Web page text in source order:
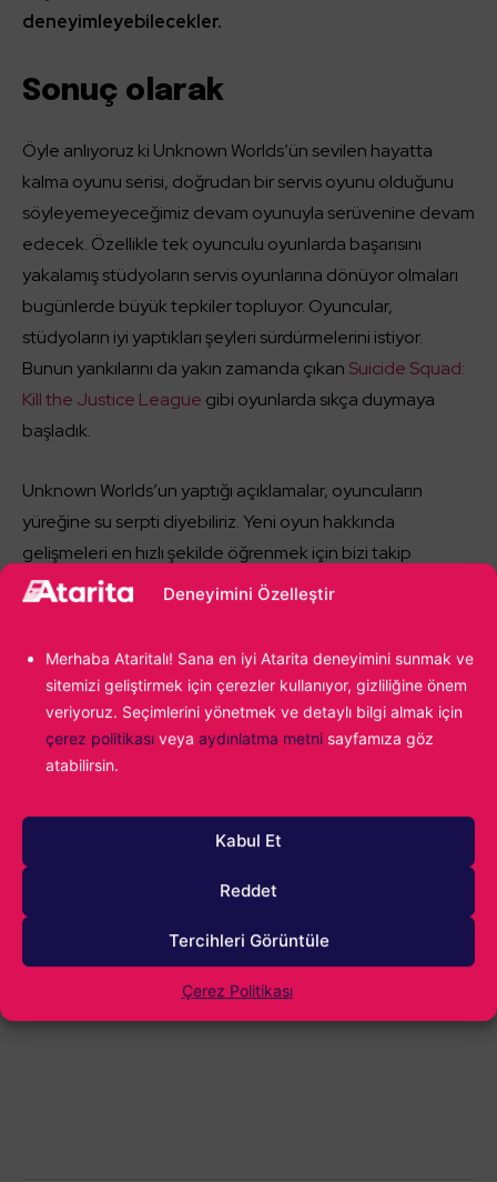
Deneyimini Özelleştir
Merhaba Ataritalı! Sana en iyi Atarita deneyimini sunmak ve
sitemizi geliştirmek için çerezler kullanıyor, gizliliğine önem
veriyoruz. Seçimlerini yönetmek ve detaylı bilgi almak için
çerez politikası veya aydınlatma metni sayfamıza göz
atabilirsin.
Kabul Et
Reddet
Tercihleri Görüntüle
Çerez Politikası
deneyimleyebilecekler.
Sonuç olarak
Öyle anlıyoruz ki Unknown Worlds’ün sevilen hayatta
kalma oyunu serisi, doğrudan bir servis oyunu olduğunu
söyleyemeyeceğimiz devam oyunuyla serüvenine devam
edecek. Özellikle tek oyunculu oyunlarda başarısını
yakalamış stüdyoların servis oyunlarına dönüyor olmaları
bugünlerde büyük tepkiler topluyor. Oyuncular,
stüdyoların iyi yaptıkları şeyleri sürdürmelerini istiyor.
Bunun yankılarını da yakın zamanda çıkan Suicide Squad:
Kill the Justice League gibi oyunlarda sıkça duymaya
başladık.
Unknown Worlds’un yaptığı açıklamalar, oyuncuların
yüreğine su serpti diyebiliriz. Yeni oyun hakkında
gelişmeleri en hızlı şekilde öğrenmek için bizi takip
etmeye devam edin. Ayrıca görüşlerinizi, hemen aşağıda
Alparslan Gürlek
Oyunların yeni yeni yaygınlaştığı dönemlerde
yolculuk, kendi oyunumu yapmaya kadar
ilerledi. Hala oyun sektöründeyim ve hala o ilk
tutkusunu taşıyorum.
Subnautica 2